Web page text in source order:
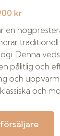
kr
en
Denna
pålitlig och
och
och